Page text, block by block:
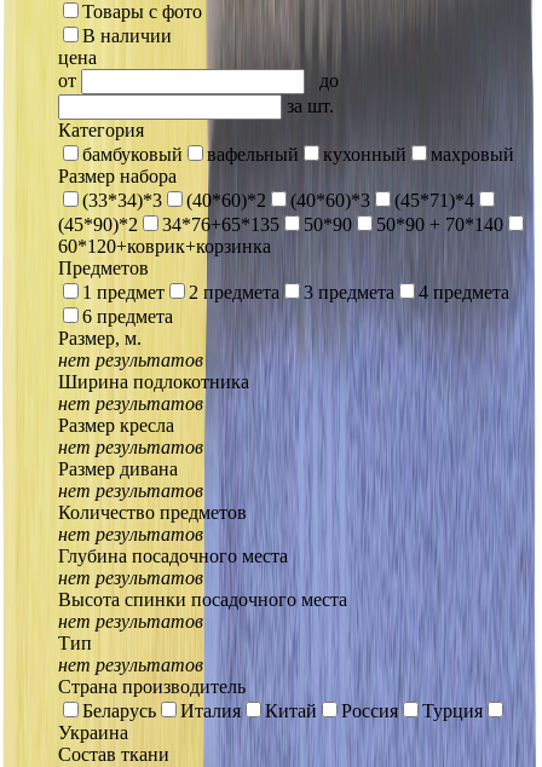
Товары с фото
В наличии
цена
от
до
за шт.
Категория
бамбуковый
вафельный кухонный
махровый
Размер набора
(33*34)*3
(40*60)*2 (40*60)*3
(45*71)*4
(45*90)*2
34*76+65*135 50*90
50*90 + 70*140
60*120+коврик+корзинка
Предметов
1 предмет
2 предмета 3 предмета
4 предмета
6 предмета
Размер, м.
нет результатов
Ширина подлокотника
нет результатов
Размер кресла
нет результатов
Размер дивана
нет результатов
Количество предметов
нет результатов
Глубина посадочного места
нет результатов
Высота спинки посадочного места
нет результатов
Тип
нет результатов
Страна производитель
Беларусь
Италия Китай Россия
Турция
Украина
Состав ткани